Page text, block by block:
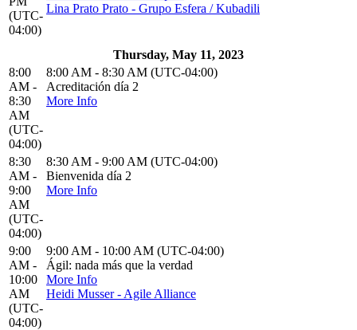
(UTC-
04:00)
Lina Prato Prato - Grupo Esfera / Kubadili
Thursday, May 11, 2023
8:00
AM -
8:30
AM
(UTC-
04:00)
8:00 AM - 8:30 AM (UTC-04:00)
Acreditación día 2
More Info
8:30
AM -
9:00
AM
(UTC-
04:00)
8:30 AM - 9:00 AM (UTC-04:00)
Bienvenida día 2
More Info
9:00
AM -
10:00
AM
(UTC-
04:00)
9:00 AM - 10:00 AM (UTC-04:00)
Ágil: nada más que la verdad
More Info
Heidi Musser - Agile Alliance